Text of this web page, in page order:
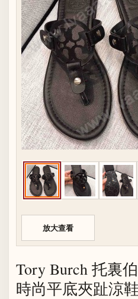
放大查看
Tory Burch 托裏
時尚平底夾趾涼